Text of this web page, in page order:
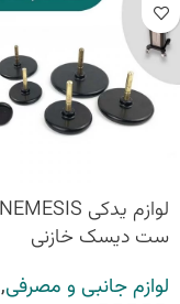
ست دیسک خازنی
لوازم جانبی و مصرفی,